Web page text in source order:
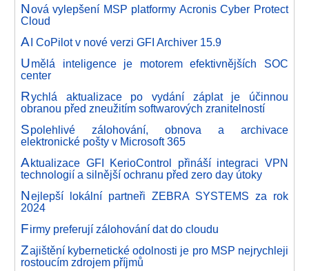
Nová vylepšení MSP platformy Acronis Cyber Protect
Cloud
AI CoPilot v nové verzi GFI Archiver 15.9
Umělá inteligence je motorem efektivnějších SOC
center
Rychlá aktualizace po vydání záplat je účinnou
obranou před zneužitím softwarových zranitelností
Spolehlivé zálohování, obnova a archivace
elektronické pošty v Microsoft 365
Aktualizace GFI KerioControl přináší integraci VPN
technologií a silnější ochranu před zero day útoky
Nejlepší lokální partneři ZEBRA SYSTEMS za rok
2024
Firmy preferují zálohování dat do cloudu
Zajištění kybernetické odolnosti je pro MSP nejrychleji
rostoucím zdrojem příjmů